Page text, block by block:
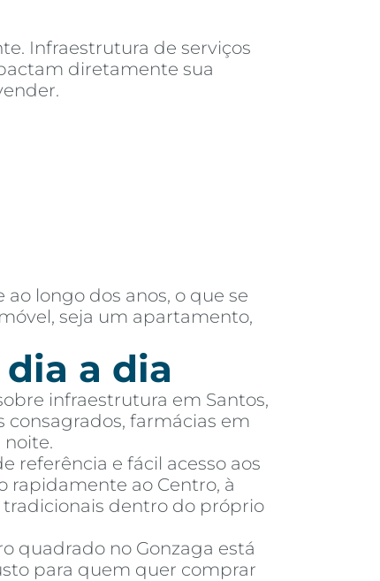
Infraestrutura de serviços
diretamente sua
longo dos anos, o que se
seja um apartamento,
a dia
infraestrutura em Santos,
consagrados, farmácias em
referência e fácil acesso aos
rapidamente ao Centro, à
tradicionais dentro do próprio
quadrado no Gonzaga está
para quem quer comprar